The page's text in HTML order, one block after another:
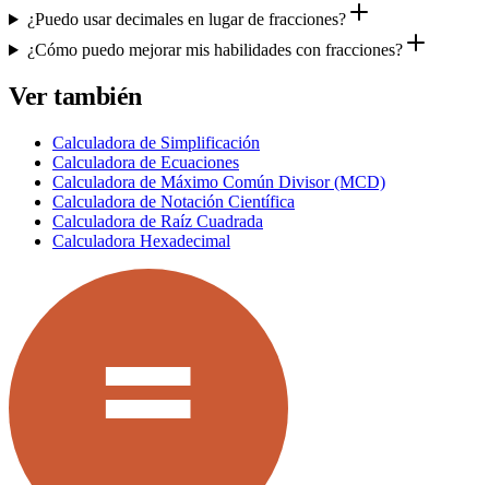
¿Puedo usar decimales en lugar de fracciones?
¿Cómo puedo mejorar mis habilidades con fracciones?
Ver también
Calculadora de Simplificación
Calculadora de Ecuaciones
Calculadora de Máximo Común Divisor (MCD)
Calculadora de Notación Científica
Calculadora de Raíz Cuadrada
Calculadora Hexadecimal